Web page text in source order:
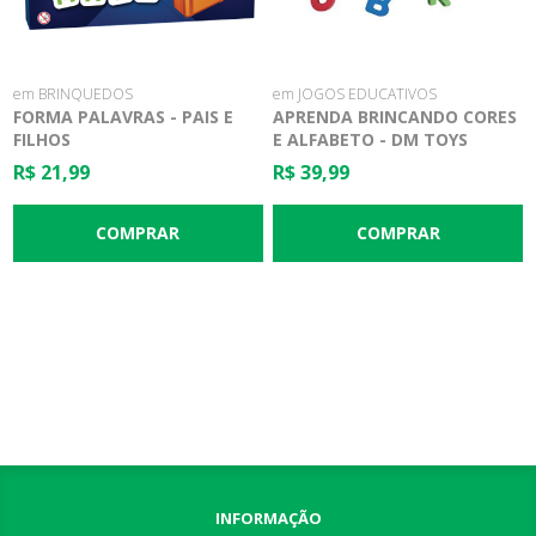
em BRINQUEDOS
FORMA PALAVRAS - PAIS E
FILHOS
R$ 21,99
em JOGOS EDUCATIVOS
APRENDA BRINCANDO CORES
E ALFABETO - DM TOYS
R$ 39,99
INFORMAÇÃO